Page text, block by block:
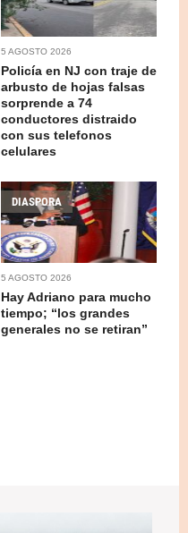
5 AGOSTO 2026
Policía en NJ con traje de
arbusto de hojas falsas
sorprende a 74
conductores distraido
con sus telefonos
celulares
DIASPORA
5 AGOSTO 2026
Hay Adriano para mucho
tiempo; “los grandes
generales no se retiran”